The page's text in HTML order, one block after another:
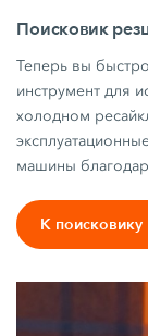
Поисковик
Теперь вы
инструмент для
холодном
машины
К поисковику